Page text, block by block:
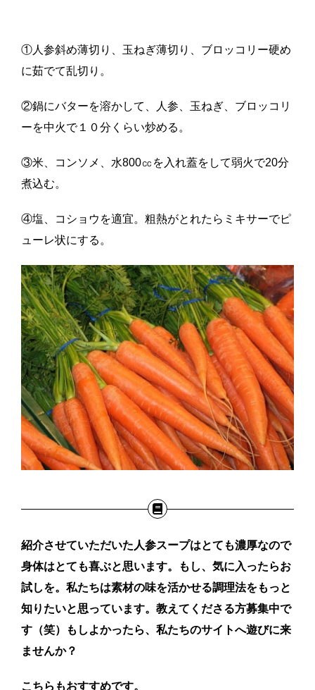
①人参斜め薄切り、玉ねぎ薄切り、ブロッコリー硬め
に茹でて乱切り。
②鍋にバターを溶かして、人参、玉ねぎ、ブロッコリ
ーを中火で１０分くらい炒める。
③米、コンソメ、水800㏄を入れ蓋をして弱火で20分
煮込む。
④塩、コショウを適宜。粗熱がとれたらミキサーでピ
ューレ状にする。
紹介させていただいた人参スープはとても濃厚なので
身体はとても喜ぶと思います。
もし、気に入ったらお
試しを。私たちは素材の味を活かせる調理法をもっと
知りたいと思っています。 教えてくださる方募集中で
す（笑）もしよかったら、私たちのサイトへ遊びに来
ませんか？
こちらもおすすめです。